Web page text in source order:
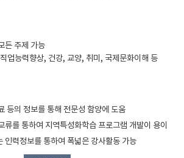
든 주제 가능
업능력향상, 건강, 교양, 취미, 국제문화이해 등
등의 정보를 통해 전문성 함양에 도움
류를 통하여 지역특성화학습 프로그램 개발이 용이
인력정보를 통하여 폭넓은 강사활동 가능